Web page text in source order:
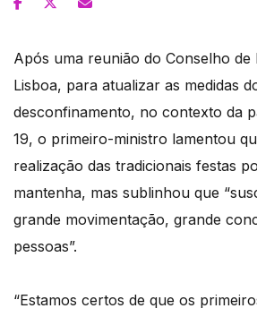
Após uma reunião do Conselho de
Lisboa, para atualizar as medidas
desconfinamento, no contexto da
19, o primeiro-ministro lamentou
realização das tradicionais festas
mantenha, mas sublinhou que
grande movimentação, grande
pessoas”.
“Estamos certos de que os